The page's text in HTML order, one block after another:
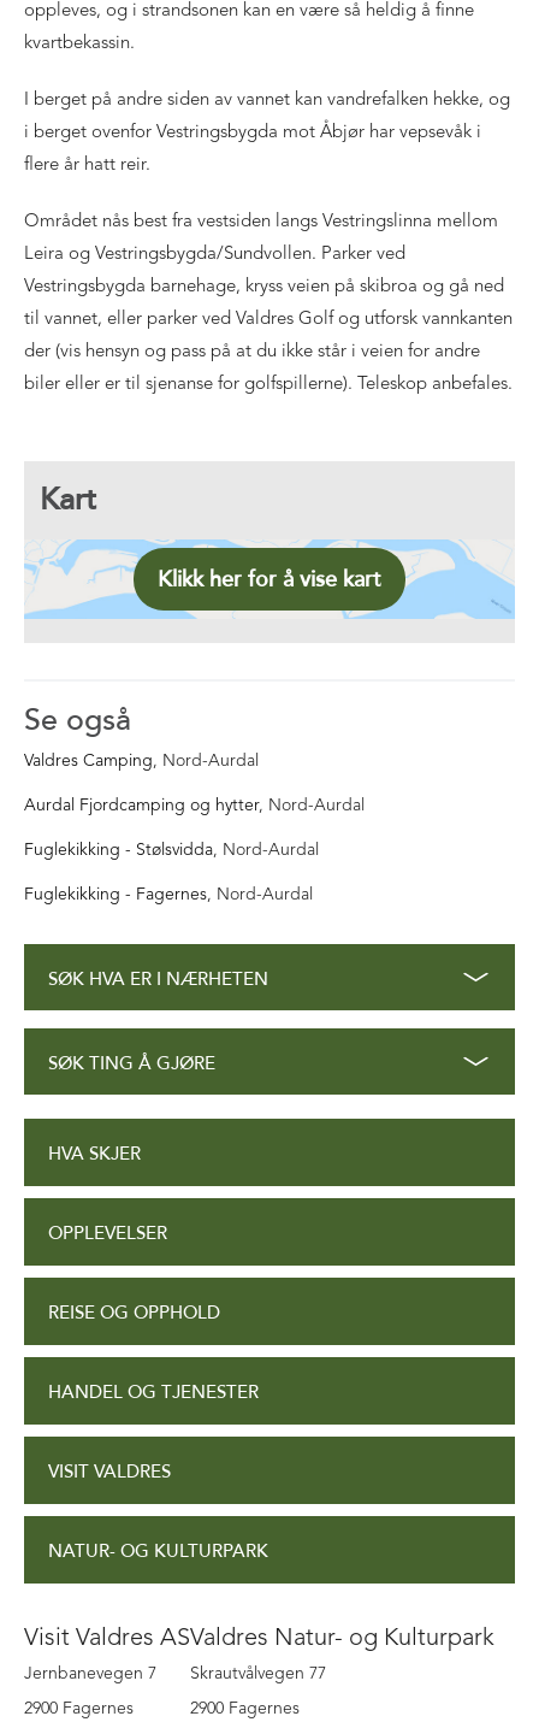
oppleves, og i strandsonen kan en være så heldig å finne
kvartbekassin.
I berget på andre siden av vannet kan vandrefalken hekke, og
i berget ovenfor Vestringsbygda mot Åbjør har vepsevåk i
flere år hatt reir.
Området nås best fra vestsiden langs Vestringslinna mellom
Leira og Vestringsbygda/Sundvollen. Parker ved
Vestringsbygda barnehage, kryss veien på skibroa og gå ned
til vannet, eller parker ved Valdres Golf og utforsk vannkanten
der (vis hensyn og pass på at du ikke står i veien for andre
biler eller er til sjenanse for golfspillerne). Teleskop anbefales.
Kart
Klikk her for å vise kart
Se også
Valdres Camping, Nord-Aurdal
Aurdal Fjordcamping og hytter, Nord-Aurdal
Fuglekikking - Stølsvidda, Nord-Aurdal
Fuglekikking - Fagernes, Nord-Aurdal
SØK HVA ER I NÆRHETEN
SØK TING Å GJØRE
HVA SKJER
OPPLEVELSER
REISE OG OPPHOLD
HANDEL OG TJENESTER
VISIT VALDRES
NATUR- OG KULTURPARK
Visit Valdres AS
Jernbanevegen 7
2900 Fagernes
Valdres Natur- og Kulturpark
Skrautvålvegen 77
2900 Fagernes